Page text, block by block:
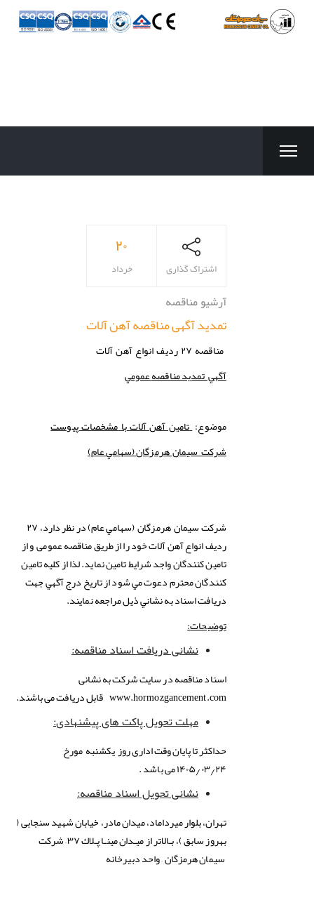
۲۰
خرداد اشتراک گذاری
آرشیو مناقصه
تمدید آگهی مناقصه آهن آلات
مناقصه ۲۷ ردیف انواع آهن آلات
آگهي تمدید مناقصه عمومي
موضوع: تامین آهن آلات با مشخصات پیوست
شركت سيمان هرمزگان(سهامي عام)
شركت سيمان هرمزگان (
سهامي عام) در نظر دارد، ۲۷
ردیف انواع آهن آلات خود را از طریق مناقصه عمومی و از
تامین کنندگان واجد شرایط تامین نماید. لذا از كليه تامین
کنندگان محترم دعوت مي شود از تاريخ درج آگهي جهت
دريافت اسناد به نشاني ذيل مراجعه نمايند.
توضیحات:
نشانی دریافت اسناد مناقصه:
اسناد مناقصه در سایت شرکت به نشانی
www.hormozgancement.com قابل دریافت می باشند.
مهلت تحویل پاکت های پیشنهادی:
حداکثر تا پایان وقت اداری روز یکشنبه مورخ
۱۴۰۵٫۰۳٫۲۴ می باشد .
نشانی تحویل اسناد مناقصه:
تهران، بلوار میرداماد، میدان مادر، خیابان شهید سنجابی (
بهروز سابق )، بـالاتر از میـدان مینـا پـلاك ۳۷– شرکت
سیمان هرمزگان – واحد دبیرخانه